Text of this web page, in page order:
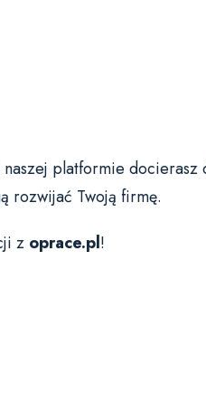
platformie docierasz
rozwijać Twoją firmę.
z oprace.pl!